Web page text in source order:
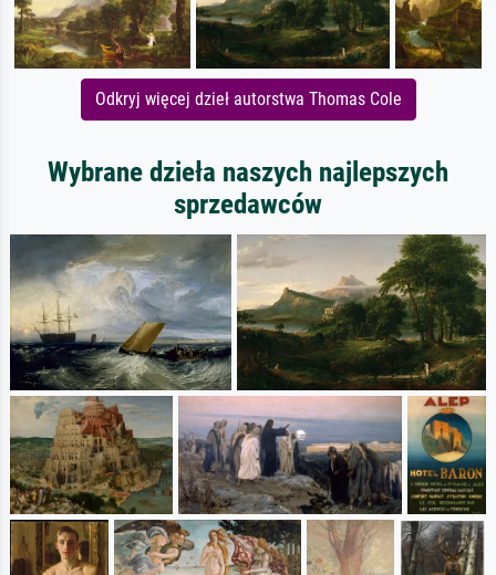
Odkryj więcej dzieł autorstwa Thomas Cole
Wybrane dzieła naszych najlepszych
sprzedawców